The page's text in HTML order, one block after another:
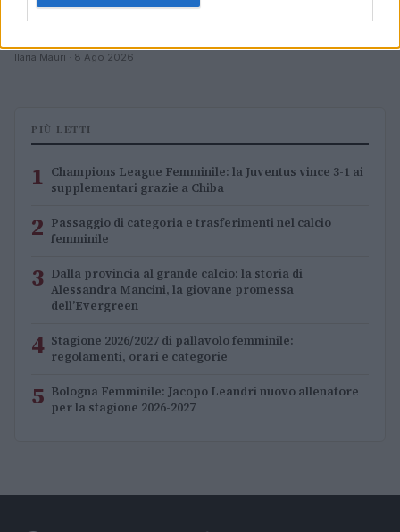
Stagione 2026/2027 di pallavolo femminile:
Ilaria Mauri · 8 Ago 2026
PIÙ LETTI
1 Champions League Femminile: la Juventus vince 3-1 ai
supplementari grazie a Chiba
2 Passaggio di categoria e trasferimenti nel calcio
femminile
3 Dalla provincia al grande calcio: la storia di
Alessandra Mancini, la giovane promessa
dell’Evergreen
4 Stagione 2026/2027 di pallavolo femminile:
regolamenti, orari e categorie
5 Bologna Femminile: Jacopo Leandri nuovo allenatore
per la stagione 2026-2027